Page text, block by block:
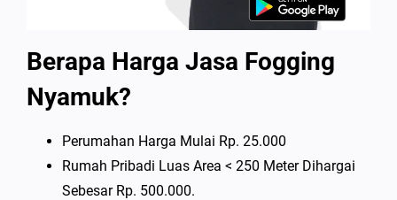
Berapa Harga Jasa Fogging
Nyamuk?
Perumahan Harga Mulai Rp. 25.000
Rumah Pribadi Luas Area < 250 Meter Dihargai
Sebesar Rp. 500.000.